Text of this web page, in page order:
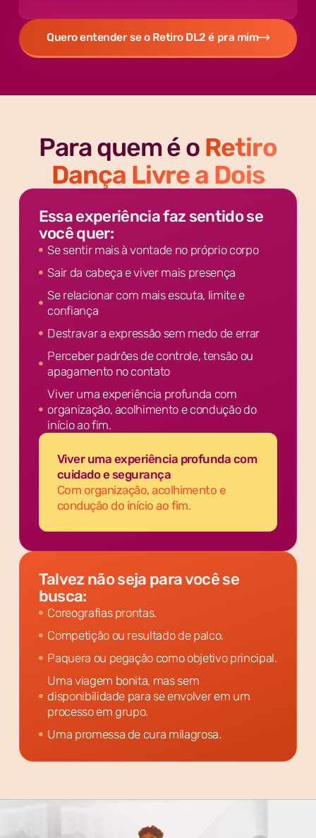
Quero entender se o Retiro DL2 é pra mim
Para quem é o Retiro
Dança Livre a Dois
Essa experiência faz sentido se
você quer:
Se sentir mais à vontade no próprio corpo
Sair da cabeça e viver mais presença
Se relacionar com mais escuta, limite e
confiança
Destravar a expressão sem medo de errar
Perceber padrões de controle, tensão ou
apagamento no contato
Viver uma experiência profunda com
organização, acolhimento e condução do
início ao fim.
Viver uma experiência profunda com
cuidado e segurança
Com organização, acolhimento e
condução do início ao fim.
Talvez não seja para você se
busca:
Coreografias prontas.
Competição ou resultado de palco.
Paquera ou pegação como objetivo principal.
Uma viagem bonita, mas sem
disponibilidade para se envolver em um
processo em grupo.
Uma promessa de cura milagrosa.